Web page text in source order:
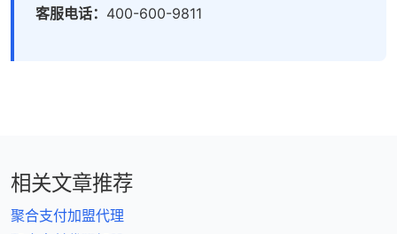
客服电话： 400-600-9811
相关文章推荐
聚合支付加盟代理